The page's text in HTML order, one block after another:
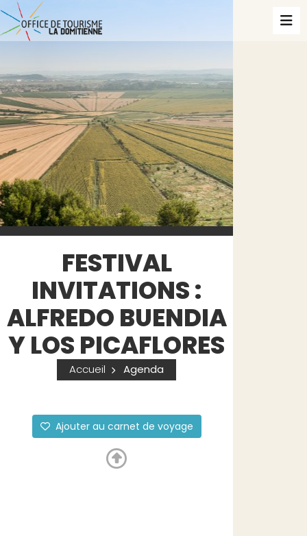
FESTIVAL
INVITATIONS :
ALFREDO BUENDIA
Y LOS PICAFLORES
Accueil Agenda
Ajouter au carnet de voyage